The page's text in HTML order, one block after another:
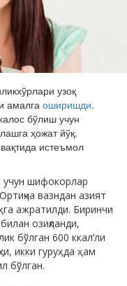
узоқ
амалга оширишди.
бўлиш учун
ҳожат йўқ.
истеъмол
шифокорлар
вазндан азият
ажратилди. Биринчи
озиқланди,
бўлган 600 ккал’ли
икки гуруҳда ҳам
бўлган.